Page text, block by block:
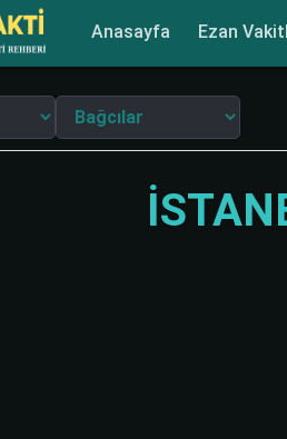
Anasayfa Ezan